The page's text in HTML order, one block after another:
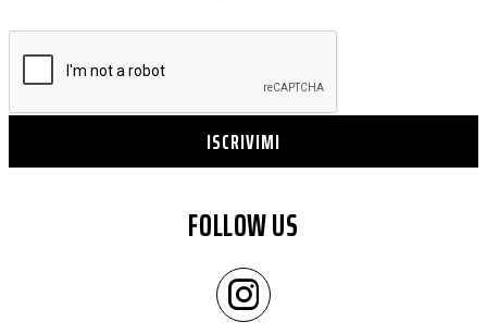
ISCRIVIMI
FOLLOW US